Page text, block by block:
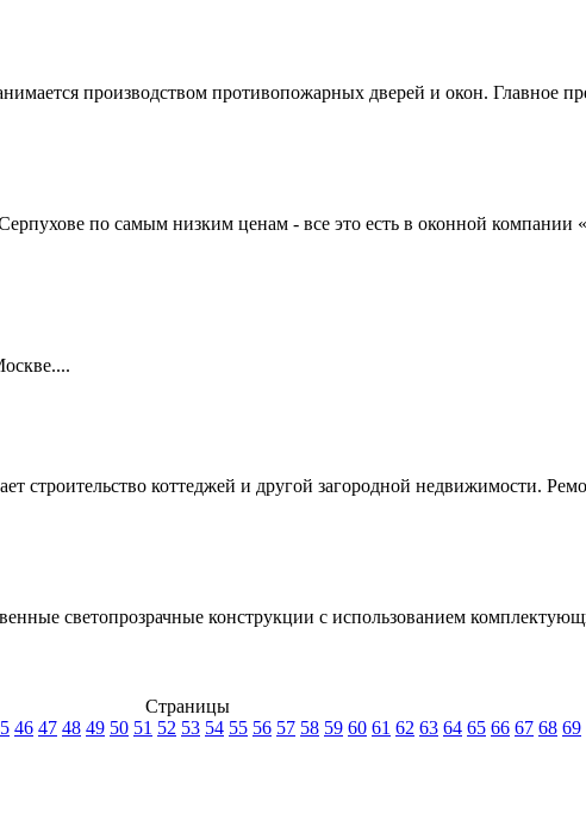
производством противопожарных дверей и окон. Главное
по самым низким ценам - все это есть в оконной
строительство коттеджей и другой загородной недвижимости.
светопрозрачные конструкции с использованием
Страницы
46 47 48 49 50 51 52 53 54 55 56 57 58 59 60 61 62 63 64 65 66 67 68 69